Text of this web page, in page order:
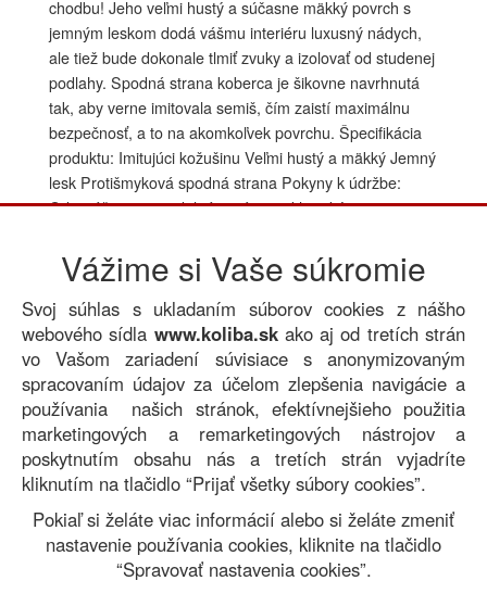
chodbu! Jeho veľmi hustý a súčasne mäkký povrch s
jemným leskom dodá vášmu interiéru luxusný nádych,
ale tiež bude dokonale tlmiť zvuky a izolovať od studenej
podlahy. Spodná strana koberca je šikovne navrhnutá
tak, aby verne imitovala semiš, čím zaistí maximálnu
bezpečnosť, a to na akomkoľvek povrchu. Špecifikácia
produktu: Imitujúci kožušinu Veľmi hustý a mäkký Jemný
lesk Protišmyková spodná strana Pokyny k údržbe:
Odporúča sa pravidelné vysávanie klasickým
čistenie Vždy sušte vo vodorovnej polohe pri izbovej
teplote Séria: ALASKA, Dizajn: Moderný, Dĺžka vlasu: 5
cm, Gramáž: 1800 g/m², Materiál: Polyester, Prateľný:
Nie, Protišmyková: Áno, Umiestnenie: Interiérové,
Výška vlasu: Vysoký, Vzor: Bez vzoru, Dĺžka: 170 cm,
Šírka: 120 cm
Cena: 100.80 EURs DPH
Kúpiť
Naspäť
Vážime si Vaše súkromie
Svoj súhlas s ukladaním súborov cookies z nášho
webového sídla www.koliba.skako aj od tretích strán
vo Vašom zariadení súvisiace s anonymizovaným
spracovaním údajov za účelom zlepšenia navigácie a
používania našich stránok, efektívnejšieho použitia
marketingových a remarketingových nástrojov a
poskytnutím obsahu nás a tretích strán vyjadríte
kliknutím na tlačidlo “Prijať všetky súbory cookies”.
Pokiaľ si želáte viac informácií alebo si želáte zmeniť
nastavenie používania cookies, kliknite na tlačidlo
“Spravovať nastavenia cookies”.